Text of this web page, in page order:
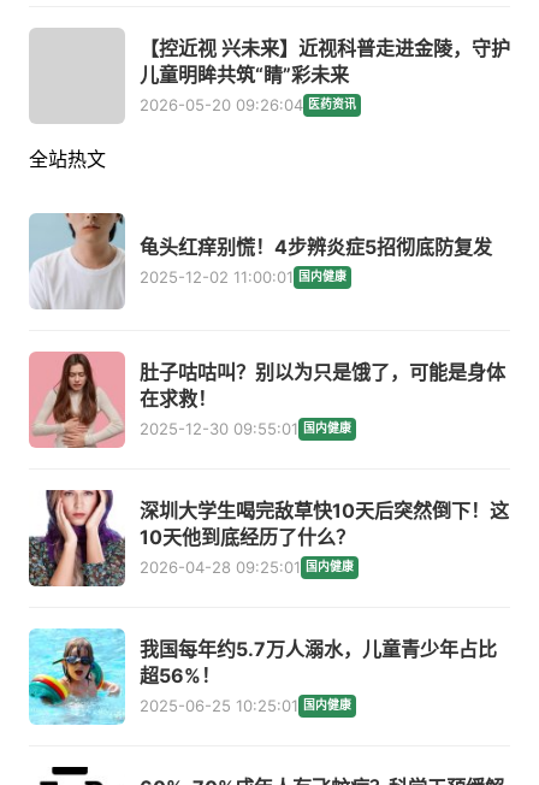
【控近视 兴未来】近视科普走进金陵，守护
儿童明眸共筑“睛”彩未来
2026-05-20 09:26:04 医药资讯
全站热文
龟头红痒别慌！4步辨炎症5招彻底防复发
2025-12-02 11:00:01 国内健康
肚子咕咕叫？别以为只是饿了，可能是身体
在求救！
2025-12-30 09:55:01 国内健康
深圳大学生喝完敌草快10天后突然倒下！这
10天他到底经历了什么？
2026-04-28 09:25:01 国内健康
我国每年约5.7万人溺水，儿童青少年占比
超56%！
2025-06-25 10:25:01 国内健康